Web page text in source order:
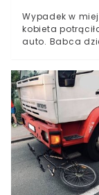
Wypadek w
kobieta
auto. Babca
LPR.Zgłoszenie
wpłynęła do
okolicy godziny
wysłano
Perzów.